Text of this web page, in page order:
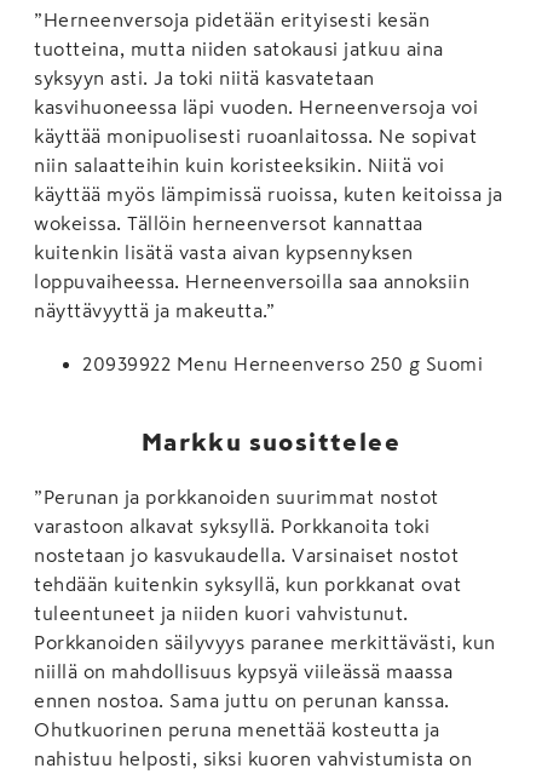
”Herneenversoja pidetään erityisesti kesän
tuotteina, mutta niiden satokausi jatkuu aina
syksyyn asti. Ja toki niitä kasvatetaan
kasvihuoneessa läpi vuoden. Herneenversoja voi
käyttää monipuolisesti ruoanlaitossa. Ne sopivat
niin salaatteihin kuin koristeeksikin. Niitä voi
käyttää myös lämpimissä ruoissa, kuten keitoissa ja
wokeissa. Tällöin herneenversot kannattaa
kuitenkin lisätä vasta aivan kypsennyksen
loppuvaiheessa. Herneenversoilla saa annoksiin
näyttävyyttä ja makeutta.”
20939922 Menu Herneenverso 250 g Suomi
Markku suosittelee
”Perunan ja porkkanoiden suurimmat nostot
varastoon alkavat syksyllä. Porkkanoita toki
nostetaan jo kasvukaudella. Varsinaiset nostot
tehdään kuitenkin syksyllä, kun porkkanat ovat
tuleentuneet ja niiden kuori vahvistunut.
Porkkanoiden säilyvyys paranee merkittävästi, kun
niillä on mahdollisuus kypsyä viileässä maassa
ennen nostoa. Sama juttu on perunan kanssa.
Ohutkuorinen peruna menettää kosteutta ja
nahistuu helposti, siksi kuoren vahvistumista on